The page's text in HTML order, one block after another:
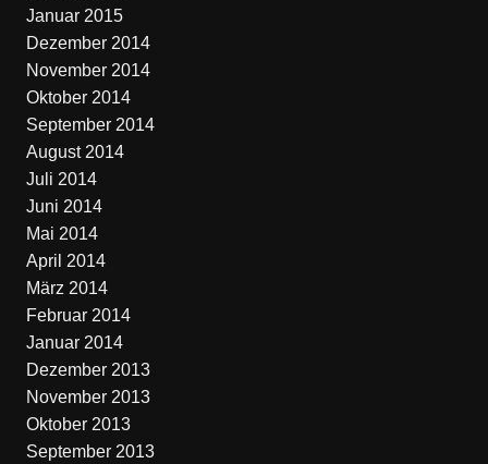
Januar 2015
Dezember 2014
November 2014
Oktober 2014
September 2014
August 2014
Juli 2014
Juni 2014
Mai 2014
April 2014
März 2014
Februar 2014
Januar 2014
Dezember 2013
November 2013
Oktober 2013
September 2013